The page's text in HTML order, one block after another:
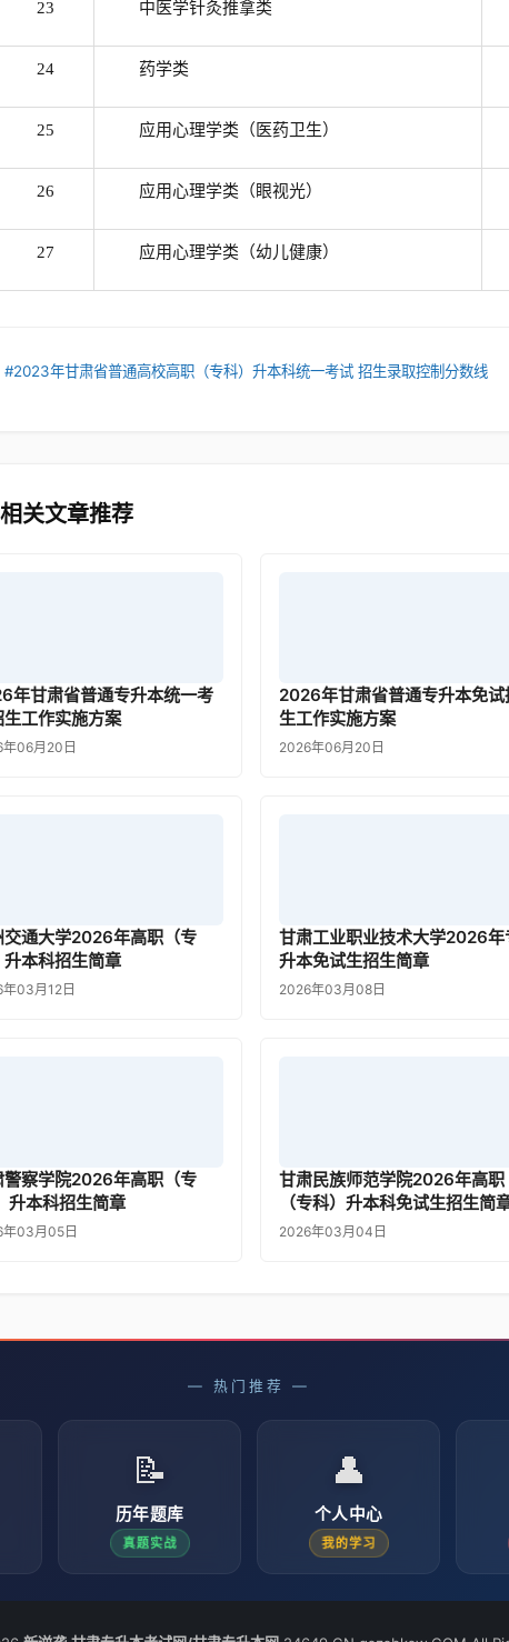
23 中医学针灸推拿类
24 药学类
25 应用心理学类（医药卫生）
26 应用心理学类（眼视光）
27 应用心理学类（幼儿健康）
#2023年甘肃省普通高校高职（专科）升本科统一考试 招生录取控制分数线
关文章推荐
年甘肃省普通专升本统一考
生工作实施方案
06月20日
2026年甘肃省普通专升本免试
生工作实施方案
2026年06月20日
交通大学2026年高职（专
升本科招生简章
03月12日
甘肃工业职业技术大学2026年
升本免试生招生简章
2026年03月08日
警察学院2026年高职（专
升本科招生简章
03月05日
甘肃民族师范学院2026年高职
（专科）升本科免试生招生简
2026年03月04日
— 热门推荐 —
📝
历年题库
真题实战
👤
个人中心
我的学习